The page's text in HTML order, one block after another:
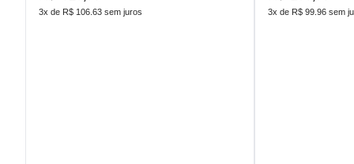
3x de R$ 106.63 sem juros 3x de R$ 99.96 sem